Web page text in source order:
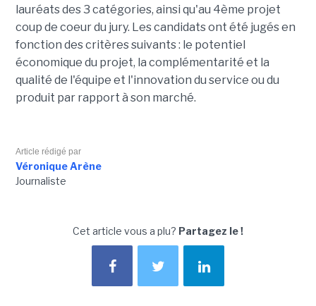
lauréats des 3 catégories, ainsi qu'au 4ème projet
coup de coeur du jury. Les candidats ont été jugés en
fonction des critères suivants : le potentiel
économique du projet, la complémentarité et la
qualité de l'équipe et l'innovation du service ou du
produit par rapport à son marché.
Article rédigé par
Véronique Arène
Journaliste
Cet article vous a plu? Partagez le !